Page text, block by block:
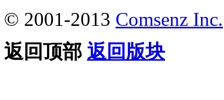
© 2001-2013 Comsenz Inc.
返回顶部 返回版块